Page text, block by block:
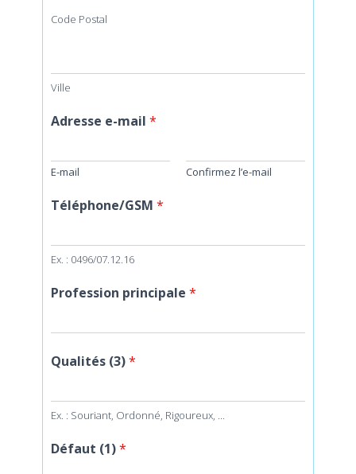
Code Postal
Ville
Adresse e-mail *
E-mail Confirmez l’e-mail
Téléphone/GSM *
Ex. : 0496/07.12.16
Profession principale *
Qualités (3)*
Ex. : Souriant, Ordonné, Rigoureux, ...
Défaut (1)*